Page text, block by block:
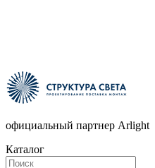
официальный партнер Arlight
Каталог